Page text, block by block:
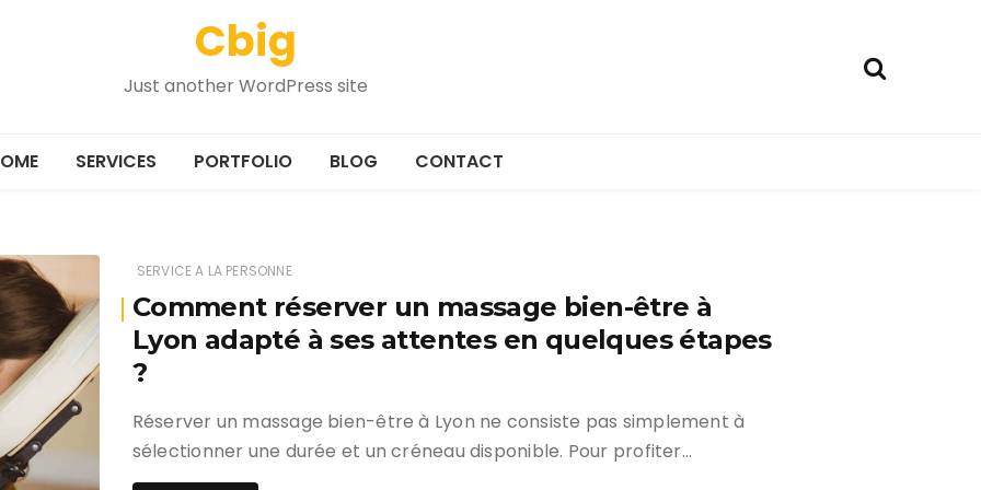
Cbig
Just another WordPress site
SERVICES PORTFOLIO BLOG CONTACT
SERVICE A LA PERSONNE
Comment réserver un massage bien-être à
Lyon adapté à ses attentes en quelques étapes
?
Réserver un massage bien-être à Lyon ne consiste pas simplement à
sélectionner une durée et un créneau disponible. Pour profiter…